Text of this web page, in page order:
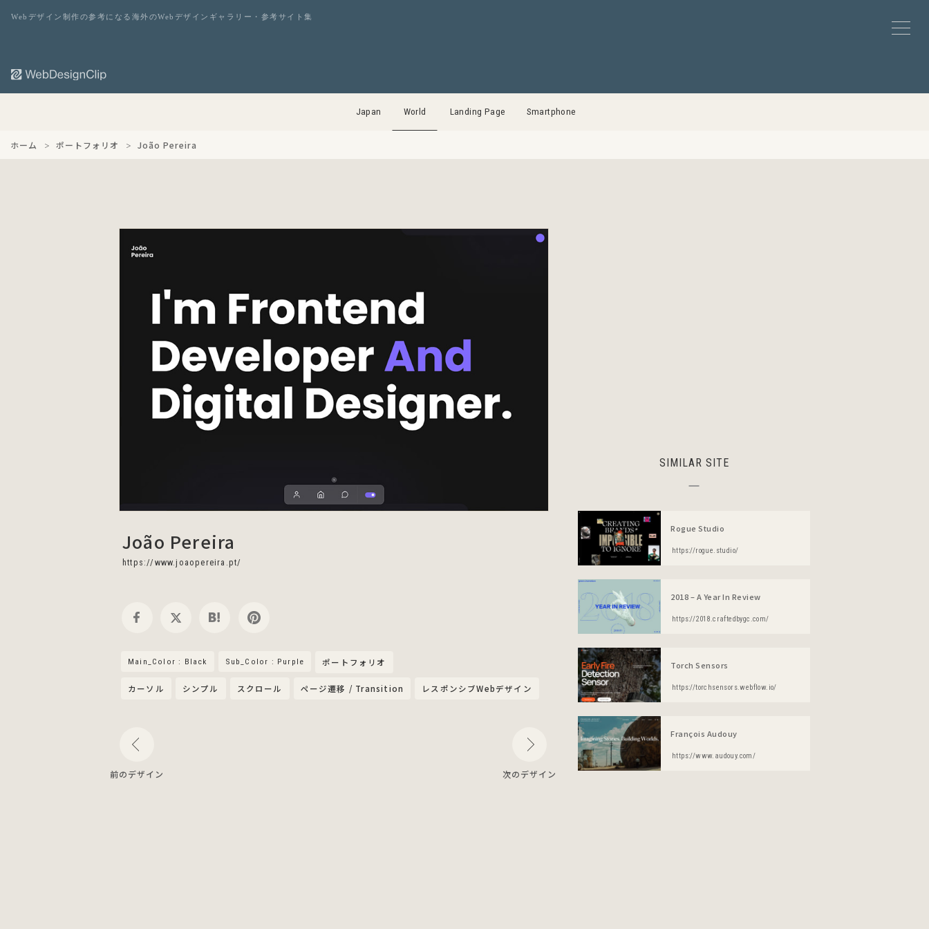
Webデザイン制作の参考になる海外のWebデザインギャラリー・参考サイト集
Japan World Landing Page Smartphone
ホーム ポートフォリオ João Pereira
João Pereira
https://www.joaopereira.pt/
Main_Color : Black Sub_Color : Purple ポートフォリオ
カーソル シンプル スクロール ページ遷移 / Transition レスポンシブWebデザイン
SIMILAR SITE
Rogue Studio
https://rogue.studio/
2018 – A Year In Review
https://2018.craftedbygc.com/
Torch Sensors
https://torchsensors.webflow.io/
François Audouy
https://www.audouy.com/